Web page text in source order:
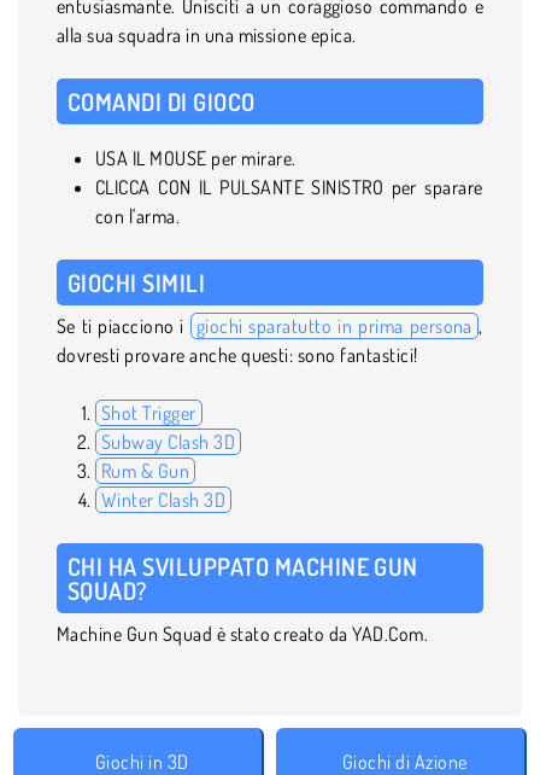
entusiasmante. Unisciti a un coraggioso commando e
alla sua squadra in una missione epica.
COMANDI DI GIOCO
USA IL MOUSE per mirare.
CLICCA CON IL PULSANTE SINISTRO per sparare
con l'arma.
GIOCHI SIMILI
Se ti piacciono i giochi sparatutto in prima persona ,
dovresti provare anche questi: sono fantastici!
Shot Trigger
Subway Clash 3D
Rum & Gun
Winter Clash 3D
CHI HA SVILUPPATO MACHINE GUN
SQUAD?
Machine Gun Squad è stato creato da YAD.Com.
Giochi in 3D Giochi di Azione